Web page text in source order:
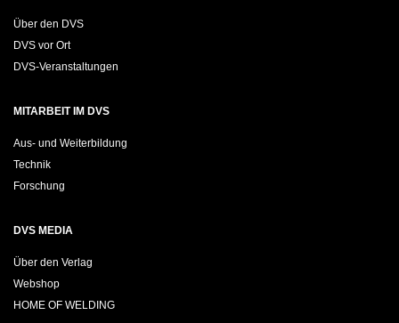
Über den DVS
DVS vor Ort
DVS-Veranstaltungen
MITARBEIT IM DVS
Aus- und Weiterbildung
Technik
Forschung
DVS MEDIA
Über den Verlag
Webshop
HOME OF WELDING